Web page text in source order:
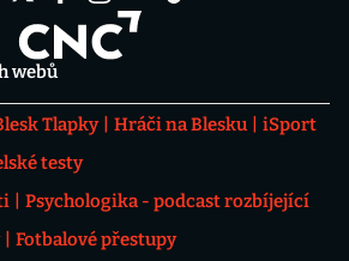
webů
Tlapky Hráči na Blesku
iSport
testy
Psychologika - podcast rozbíjející
Fotbalové přestupy